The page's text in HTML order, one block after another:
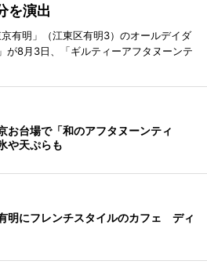
を演出
有明」（江東区有明3）のオールデイダ
が8月3日、「ギルティーアフタヌーンテ
お台場で「和のアフタヌーンティ
や天ぷらも
明にフレンチスタイルのカフェ ディ